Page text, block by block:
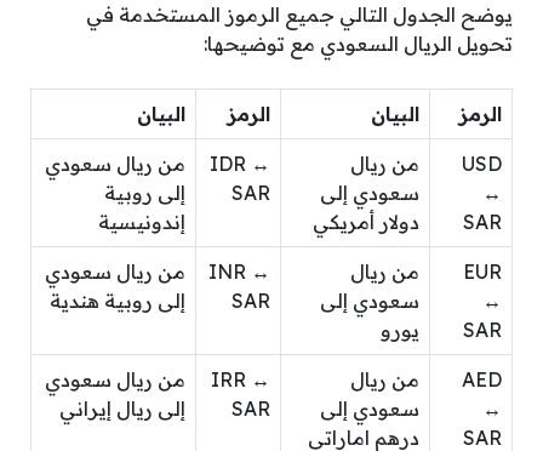
يوضح الجدول التالي جميع الرموز المستخدمة في
تحويل الريال السعودي مع توضيحها:
الرمز البيان الرمز البيان
USD
↔
SAR
من ريال
سعودي إلى
دولار أمريكي
IDR ↔
SAR
من ريال سعودي
إلى روبية
إندونيسية
EUR
↔
SAR
من ريال
سعودي إلى
يورو
INR ↔
SAR
من ريال سعودي
إلى روبية هندية
AED
↔
SAR
من ريال
سعودي إلى
درهم اماراتي
IRR ↔
SAR
من ريال سعودي
إلى ريال إيراني